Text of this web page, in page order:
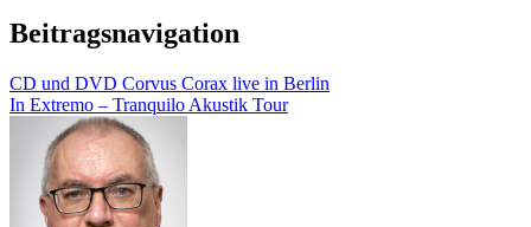
Beitragsnavigation
CD und DVD Corvus Corax live in Berlin
In Extremo – Tranquilo Akustik Tour